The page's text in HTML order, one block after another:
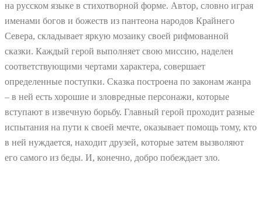
на русском языке в стихотворной форме. Автор, словно играя
именами богов и божеств из пантеона народов Крайнего
Севера, складывает яркую мозаику своей рифмованной
сказки. Каждый герой выполняет свою миссию, наделен
соответствующими чертами характера, совершает
определенные поступки. Сказка построена по законам жанра
– в ней есть хорошие и зловредные персонажи, которые
вступают в извечную борьбу. Главный герой проходит разные
испытания на пути к своей мечте, оказывает помощь тому, кто
в ней нуждается, находит друзей, которые затем вызволяют
его самого из беды. И, конечно, добро побеждает зло.